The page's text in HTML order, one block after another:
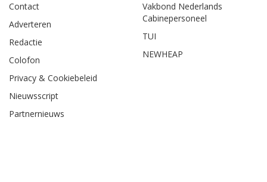
Contact
Adverteren
Redactie
Colofon
Privacy & Cookiebeleid
Nieuwsscript
Partnernieuws
Vakbond Nederlands
Cabinepersoneel
TUI
NEWHEAP